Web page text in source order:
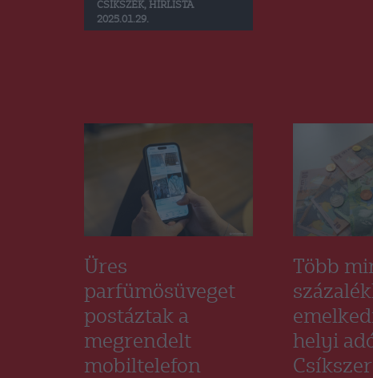
CSÍKSZÉK, HÍRLISTA
2025.01.29.
Üres
parfümösüveget
postáztak a
megrendelt
mobiltelefon
Több
helyi